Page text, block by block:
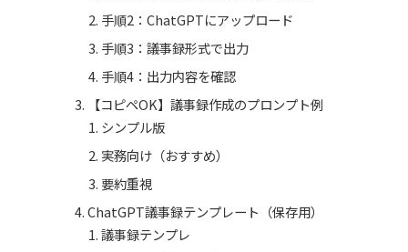
手順2：ChatGPTにアップロード
手順3：議事録形式で出力
手順4：出力内容を確認
【コピペOK】議事録作成のプロンプト例
シンプル版
実務向け（おすすめ）
要約重視
ChatGPT議事録テンプレート（保存用）
議事録テンプレ